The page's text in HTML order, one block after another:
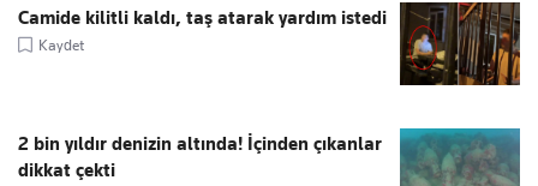
Camide kilitli kaldı, taş atarak yardım istedi
Kaydet
2 bin yıldır denizin altında! İçinden çıkanlar
dikkat çekti